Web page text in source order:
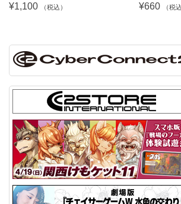
¥1,100
（税込）
¥660
（税